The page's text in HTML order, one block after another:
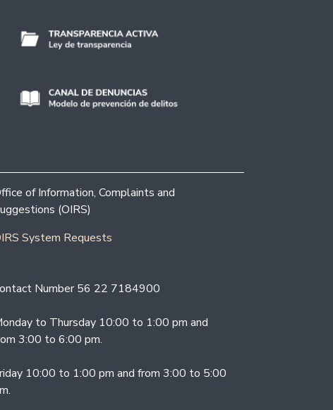
of Information, Complaints and
(OIRS)
System Requests
Number 56 22 7184900
to Thursday 10:00 to 1:00 pm and
3:00 to 6:00 pm.
10:00 to 1:00 pm and from 3:00 to 5:00